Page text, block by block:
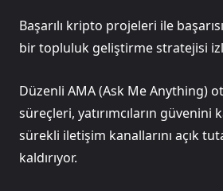
Başarılı kripto projeleri ile
bir topluluk geliştirme stratejisi
Düzenli AMA (Ask Me Anything)
süreçleri, yatırımcıların
sürekli iletişim kanallarını açık
kaldırıyor.